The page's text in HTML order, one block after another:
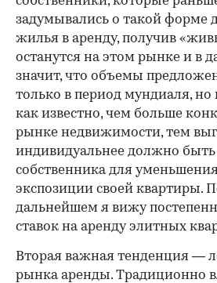
задумывались о такой форме
жилья в аренду, получив
останутся на этом рынке и в
значит, что объемы
только в период мундиаля, но
как известно, чем больше
рынке недвижимости, тем
индивидуальнее должно
собственника для
экспозиции своей квартиры.
дальнейшем я вижу
ставок на аренду элитных
Вторая важная тенденция —
рынка аренды. Традиционно